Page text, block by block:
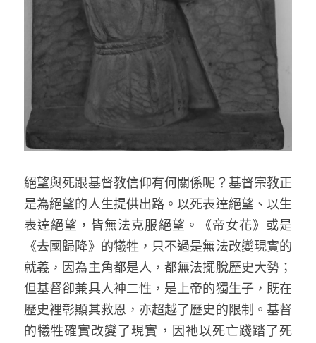
絕望與死跟基督教信仰有何關係呢？基督宗教正
是為絕望的人生提供出路。以死表達絕望、以生
表達絕望，皆無法克服絕望。《帝女花》或是
《去國歸降》的犧牲，只不過是無法改變現實的
就義，因為主角都是人，都無法擺脫歷史大勢；
但基督卻兼具人神二性，是上帝的獨生子，既在
歷史裡彰顯其救恩，亦超越了歷史的限制。基督
的犧牲確實改變了現實，因祂以死亡踐踏了死